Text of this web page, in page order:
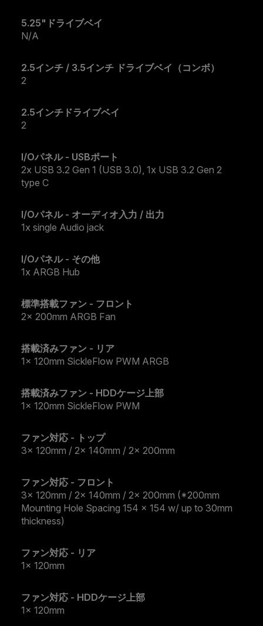
5.25"ドライブベイ
N/A
2.5インチ / 3.5インチ ドライブベイ（コンボ）
2
2.5インチドライブベイ
2
I/Oパネル - USBポート
2x USB 3.2 Gen 1 (USB 3.0), 1x USB 3.2 Gen 2
type C
I/Oパネル - オーディオ入力 / 出力
1x single Audio jack
I/Oパネル - その他
1x ARGB Hub
標準搭載ファン - フロント
2x 200mm ARGB Fan
搭載済みファン - リア
1x 120mm SickleFlow PWM ARGB
搭載済みファン - HDDケージ上部
1x 120mm SickleFlow PWM
ファン対応 - トップ
3x 120mm / 2x 140mm / 2x 200mm
ファン対応 - フロント
3x 120mm / 2x 140mm / 2x 200mm (*200mm
Mounting Hole Spacing 154 x 154 w/ up to 30mm
thickness)
ファン対応 - リア
1x 120mm
ファン対応 - HDDケージ上部
1x 120mm